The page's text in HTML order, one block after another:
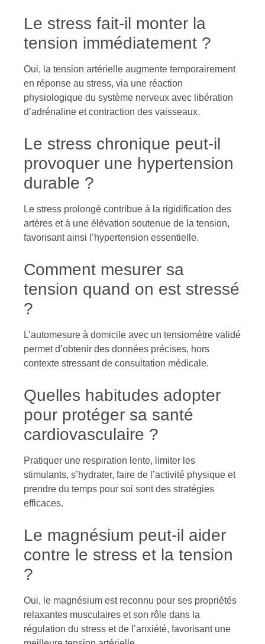
Le stress fait-il monter la
tension immédiatement ?
Oui, la tension artérielle augmente temporairement
en réponse au stress, via une réaction
physiologique du système nerveux avec libération
d’adrénaline et contraction des vaisseaux.
Le stress chronique peut-il
provoquer une hypertension
durable ?
Le stress prolongé contribue à la rigidification des
artères et à une élévation soutenue de la tension,
favorisant ainsi l’hypertension essentielle.
Comment mesurer sa
tension quand on est stressé
?
L’automesure à domicile avec un tensiomètre validé
permet d’obtenir des données précises, hors
contexte stressant de consultation médicale.
Quelles habitudes adopter
pour protéger sa santé
cardiovasculaire ?
Pratiquer une respiration lente, limiter les
stimulants, s’hydrater, faire de l’activité physique et
prendre du temps pour soi sont des stratégies
efficaces.
Le magnésium peut-il aider
contre le stress et la tension
?
Oui, le magnésium est reconnu pour ses propriétés
relaxantes musculaires et son rôle dans la
régulation du stress et de l’anxiété, favorisant une